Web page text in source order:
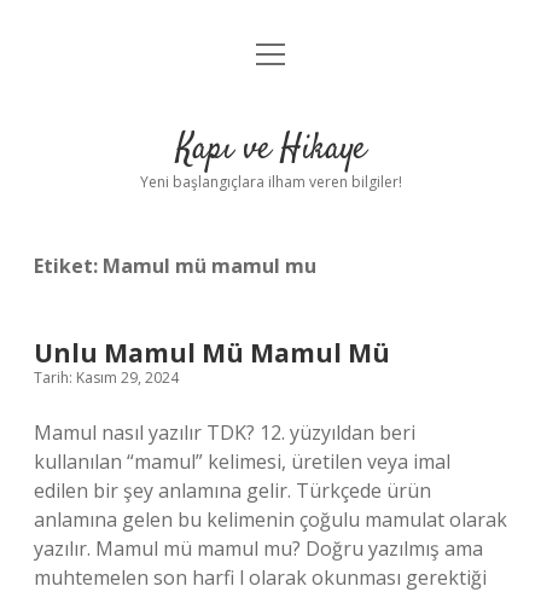
Anasayfa
Yasal Uyarı
menüyü
Kapı ve Hikaye
Yeni başlangıçlara ilham veren bilgiler!
Etiket: Mamul mü mamul mu
Unlu Mamul Mü Mamul Mü
Tarih: Kasım 29, 2024
Mamul nasıl yazılır TDK? 12. yüzyıldan beri
kullanılan “mamul” kelimesi, üretilen veya imal
edilen bir şey anlamına gelir. Türkçede ürün
anlamına gelen bu kelimenin çoğulu mamulat olarak
yazılır. Mamul mü mamul mu? Doğru yazılmış ama
muhtemelen son harfi l olarak okunması gerektiği